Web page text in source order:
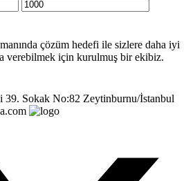
yüksek
çözüm hedefi ile sizlere daha iyi
verebilmek için kurulmuş bir ekibiz.
39. Sokak No:82 Zeytinburnu/İstanbul